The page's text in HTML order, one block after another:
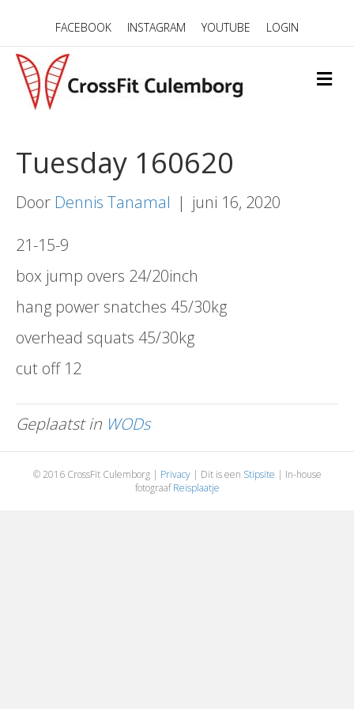
FACEBOOK INSTAGRAM YOUTUBE LOGIN
M
E
Tuesday 160620
Door Dennis Tanamal | juni 16, 2020
21-15-9
box jump overs 24/20inch
hang power snatches 45/30kg
overhead squats 45/30kg
cut off 12
Geplaatst in WODs
© 2016 CrossFit Culemborg | Privacy| Dit is een Stipsite | In-house
fotograafReisplaatje